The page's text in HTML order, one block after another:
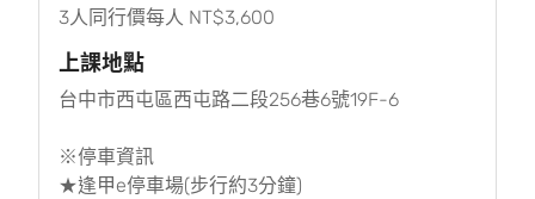
3人同行價每人 NT$3,600
上課地點
台中市西屯區西屯路二段256巷6號19F-6
※停車資訊
★逢甲e停車場(步行約3分鐘)